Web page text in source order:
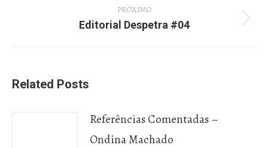
anterior:
PRÓXIMO
Próximo
Editorial Despetra #04
Related Posts
Referências Comentadas –
Ondina Machado